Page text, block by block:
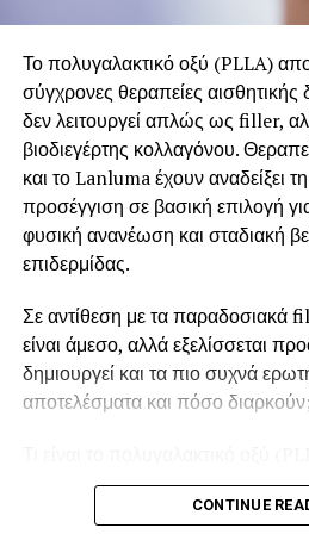
Χειρούργος
ΖΕΥΞΙΔΟΣ 1 ΚΑΙ ΙΚΤΙΝΟΥ
Τηλ. 2314010087
RELATED TOPICS: FEATURED
UP NEXT
Αυξητική χειλέων: 10
προσφέρει εξειδικευμένη
αποτελέσματα. Μπορείτε να
τη διαδικασία και να κλείσετε το
σελίδας του.
Το πολυγαλακτικό οξύ (PLLA)
σύγχρονες θεραπείες
δεν λειτουργεί απλώς ως filler,
βιοδιεγέρτης κολλαγόνου.
και το Lanluma έχουν αναδείξει
προσέγγιση σε βασική επιλογή
φυσική ανανέωση και σταδιακή
επιδερμίδας.
Σε αντίθεση με τα παραδοσιακά
είναι άμεσο, αλλά εξελίσσεται
δημιουργεί και τα πιο συχνά
αποτελέσματα και πόσο διαρκούν;
πολυγαλακτικό οξύείναι ένα
CONTINUE